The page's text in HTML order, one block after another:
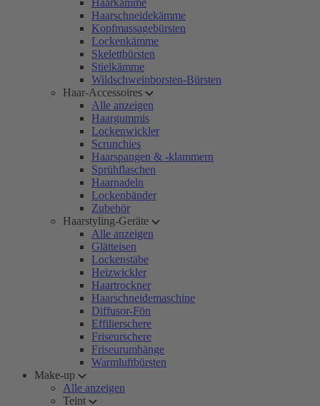
Haarkämme
Haarschneidekämme
Kopfmassagebürsten
Lockenkämme
Skelettbürsten
Stielkämme
Wildschweinborsten-Bürsten
Haar-Accessoires
Alle anzeigen
Haargummis
Lockenwickler
Scrunchies
Haarspangen & -klammern
Sprühflaschen
Haarnadeln
Lockenbänder
Zubehör
Haarstyling-Geräte
Alle anzeigen
Glätteisen
Lockenstäbe
Heizwickler
Haartrockner
Haarschneidemaschine
Diffusor-Fön
Effilierschere
Friseurschere
Friseurumhänge
Warmluftbürsten
Make-up
Alle anzeigen
Teint